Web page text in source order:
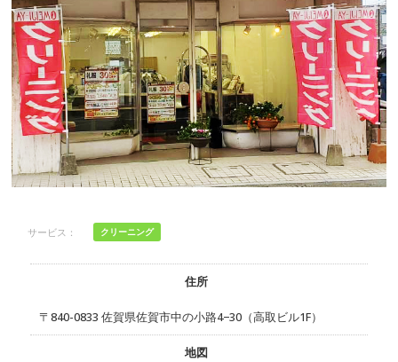
サービス： クリーニング
住所
〒840-0833 佐賀県佐賀市中の小路4−30（高取ビル1F）
地図